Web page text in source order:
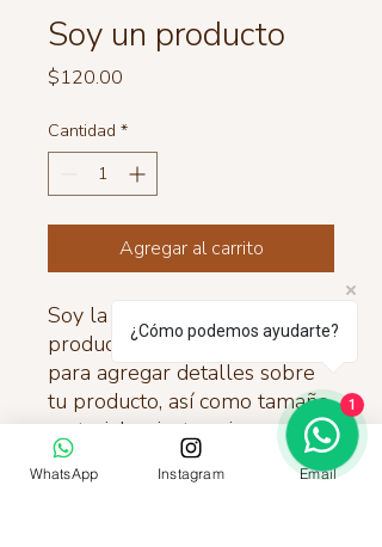
Soy un producto
$120.00
Cantidad *
Agregar al carrito
Soy la descripción de un
producto. Soy el lugar ideal
para agregar detalles sobre
tu producto, así como tamaño,
materiales, instrucciones de
cuidado y de limpieza.
WhatsApp Instagram Email
¿Cómo podemos ayudarte?
1